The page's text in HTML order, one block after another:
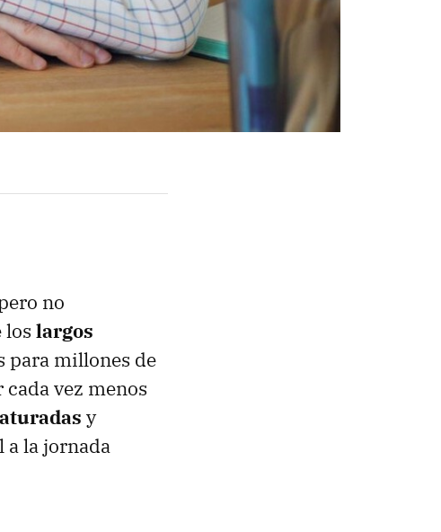
no
los largos
para millones de
vez menos
y
a la jornada